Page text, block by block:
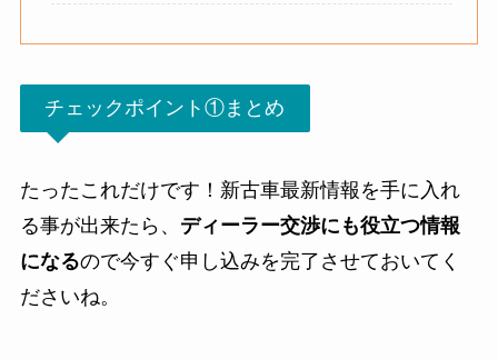
チェックポイント①まとめ
たったこれだけです！新古車最新情報を手に入れ
る事が出来たら、 ディーラー交渉にも役立つ情報
になるので今すぐ申し込みを完了させておいてく
ださいね。